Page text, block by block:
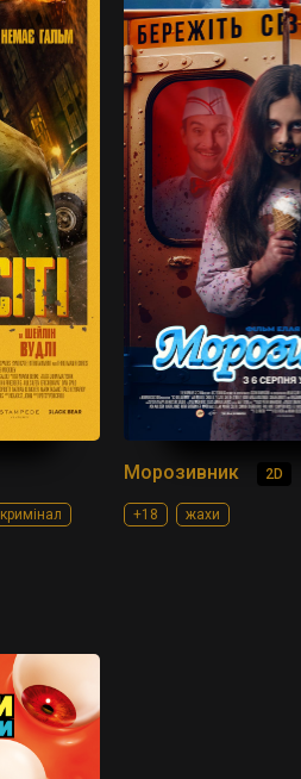
кримінал
Морозивник 2D
+18 жахи